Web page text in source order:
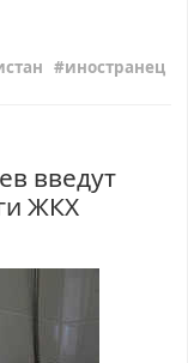
иностранец
введут
ЖКХ